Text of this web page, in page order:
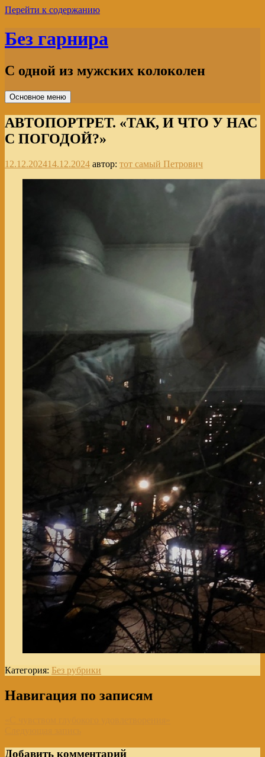
Перейти к содержанию
Без гарнира
С одной из мужских колоколен
Основное меню
АВТОПОРТРЕТ. «ТАК, И ЧТО У НАС
С ПОГОДОЙ?»
12.12.202414.12.2024 автор: тот самый Петрович
Категория: Без рубрики
Навигация по записям
Добавить комментарий